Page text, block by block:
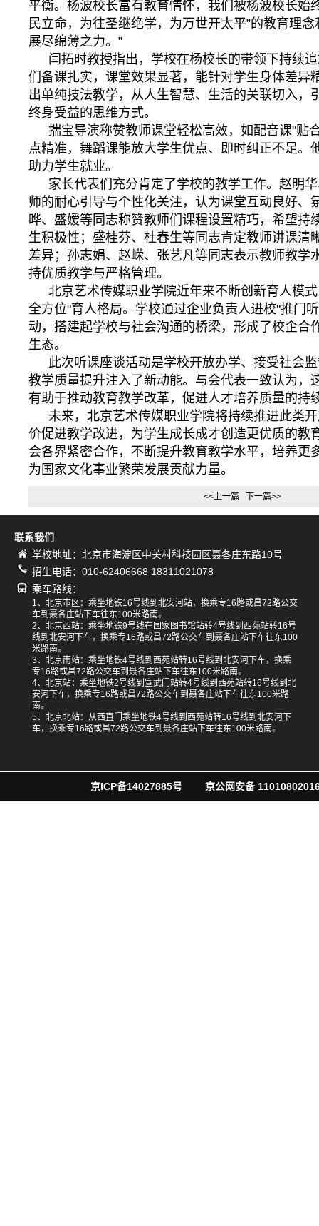
平衡。杨波校长富有教育情怀，我们被杨波校长始
民立命，为往圣继绝学，为万世开太平”的教育理
展尽绵薄之力。”
闫拓时教授指出，学校在杨校长的带领下持续
们备课扎实，课堂效果显著，能针对学生身体差异
出单纯技法教学，从人生智慧、生活的关联切入，
终身受益的思维方式。
揣宝导演称赞教师课堂轻松高效，如配音课"贴
点精准，舞蹈课能放大学生优点、即时纠正不足。
助力学生就业。
家长代表们充分肯定了学校的教学工作。赵明
师的耐心引导与个性化关注，认为课堂互动良好、
晔、盛嫒等同志称赞教师们课程设置精巧，希望持
生积极性；盛桂芬、杜春生等同志肯定教师讲课清
差异；孙志娟、赵嵘、张艺凡等同志表示教师教学
持优质教学与严格管理。
北京艺术传媒职业学院近年来不断创新育人模
全方位"育人格局。学校通过企业负责人进校"推门
动，搭建起学校与社会沟通的桥梁，形成了校企合
生态。
此次听课座谈活动是学校开放办学、接受社会
教学质量提升注入了新动能。与会代表一致认为，
有助于推动教育教学改革，促进人才培养质量的持
未来，北京艺术传媒职业学院将持续推进此类
价促进教学改进，为学生成长成才创造更优质的教
会各界紧密合作，不断提升教育教学水平，培养更
为国家文化事业繁荣发展贡献力量。
<<上一篇 下一篇>>
联系我们
学校地址：北京市海淀区中关村科技园区聂各庄东路10号
招生电话：010-62406668 18311021078
乘车路线：
1、北京市区：乘坐地铁16号线到北安河站，换乘专16路或昌72路公交
车到聂各庄站下车往东100米路南。
2、北京西站：乘坐地铁9号线在国家图书馆站转4号线到西苑站转16号
线到北安河下车，换乘专16路或昌72路公交车到聂各庄站下车往东100
米路南。
3、北京南站：乘坐地铁4号线到西苑站转16号线到北安河下车，换乘
专16路或昌72路公交车到聂各庄站下车往东100米路南。
4、北京站：乘坐地铁2号线到宣武门站转4号线到西苑站转16号线到北
安河下车，换乘专16路或昌72路公交车到聂各庄站下车往东100米路
南。
5、北京北站：从西直门乘坐地铁4号线到西苑站转16号线到北安河下
车，换乘专16路或昌72路公交车到聂各庄站下车往东100米路南。
京ICP备14027885号 京公网安备